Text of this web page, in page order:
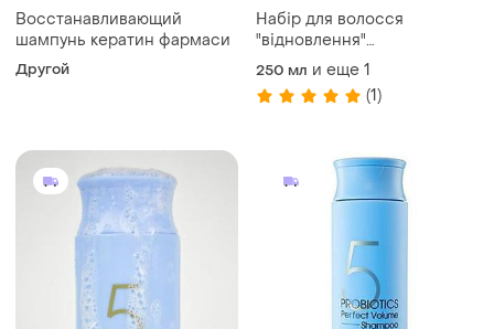
Восстанавливающий
шампунь кератин фармаси
Другой
Набір для волосся
"відновлення"
reconstruction шампунь та
кондиціонер
250 мл и еще 1
(1)